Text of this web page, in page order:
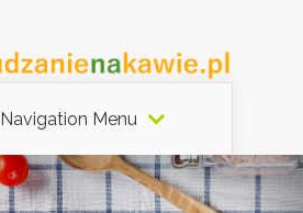
Navigation Menu